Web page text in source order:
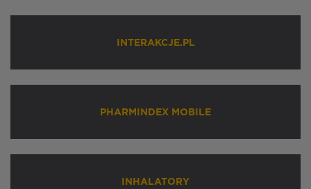
INTERAKCJE.PL
PHARMINDEX MOBILE
INHALATORY